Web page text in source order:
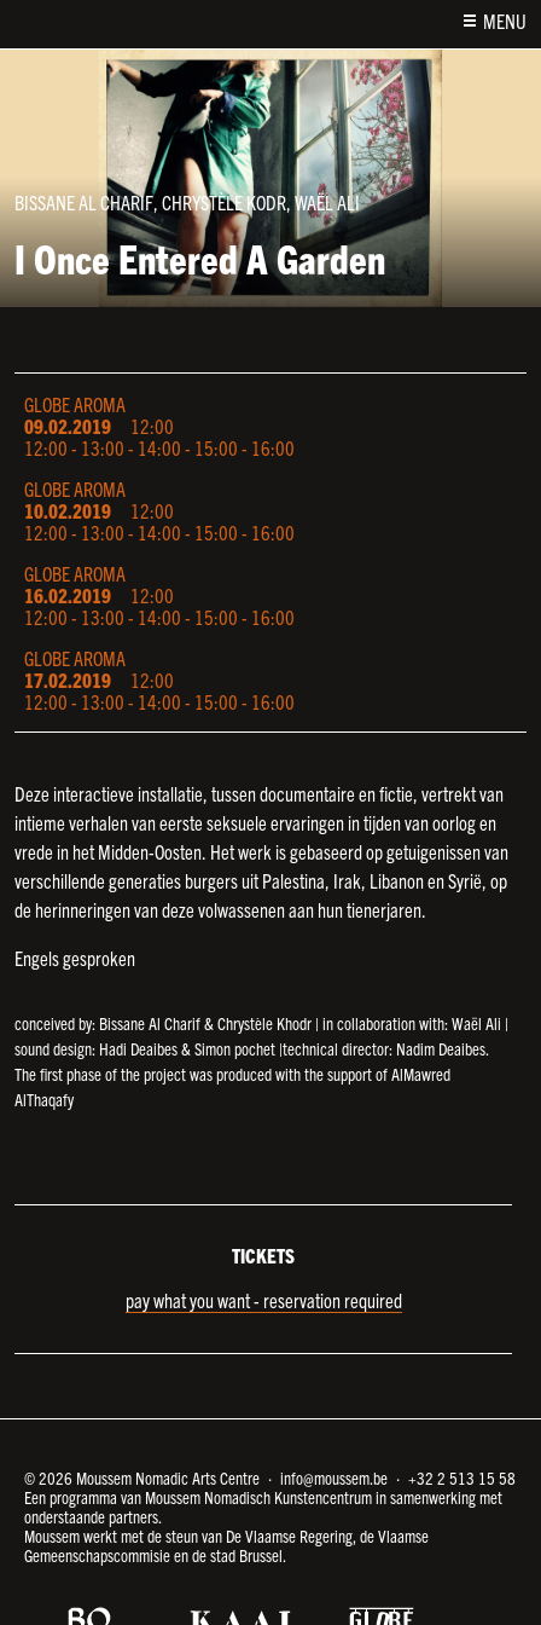
MENU
BISSANE AL CHARIF, CHRYSTÈLE KODR, WAËL ALI
I Once Entered A Garden
GLOBE AROMA
09.02.2019 12:00
12:00 - 13:00 - 14:00 - 15:00 - 16:00
GLOBE AROMA
10.02.2019 12:00
12:00 - 13:00 - 14:00 - 15:00 - 16:00
GLOBE AROMA
16.02.2019 12:00
12:00 - 13:00 - 14:00 - 15:00 - 16:00
GLOBE AROMA
17.02.2019 12:00
12:00 - 13:00 - 14:00 - 15:00 - 16:00
Deze interactieve installatie, tussen documentaire en fictie, vertrekt van
intieme verhalen van eerste seksuele ervaringen in tijden van oorlog en
vrede in het Midden-Oosten. Het werk is gebaseerd op getuigenissen van
verschillende generaties burgers uit Palestina, Irak, Libanon en Syrië, op
de herinneringen van deze volwassenen aan hun tienerjaren.
Engels gesproken
conceived by: Bissane Al Charif & Chrystèle Khodr | in collaboration with: Waël Ali |
sound design: Hadi Deaibes & Simon pochet |technical director: Nadim Deaibes.
The first phase of the project was produced with the support of AlMawred
AlThaqafy
TICKETS
pay what you want - reservation required
© 2026 Moussem Nomadic Arts Centre · info@moussem.be · +32 2 513 15 58
Een programma van Moussem Nomadisch Kunstencentrum in samenwerking met
onderstaande partners.
Moussem werkt met de steun van De Vlaamse Regering, de Vlaamse
Gemeenschapscommisie en de stad Brussel.